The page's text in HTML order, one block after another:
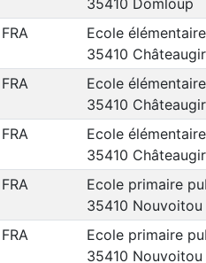
FRA
Ecole
35410
FRA
Ecole
35410
FRA
Ecole
35410
FRA
Ecole primaire
35410 Nouvoitou
FRA
Ecole primaire
35410 Nouvoitou